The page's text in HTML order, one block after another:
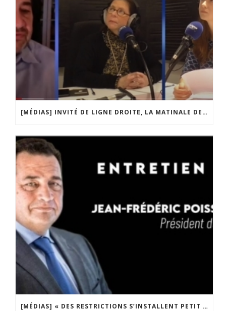
[MÉDIAS] INVITÉ DE LIGNE DROITE, LA MATINALE DE RADIO COURTOISIE
[MÉDIAS] « DES RESTRICTIONS S’INSTALLENT PETIT À PETIT DANS NOTRE PAYS » ENTRETIEN AVEC BOULEVARD VOLTAIRE